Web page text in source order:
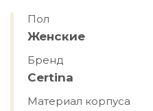
Пол
Женские
Бренд
Certina
Материал корпуса